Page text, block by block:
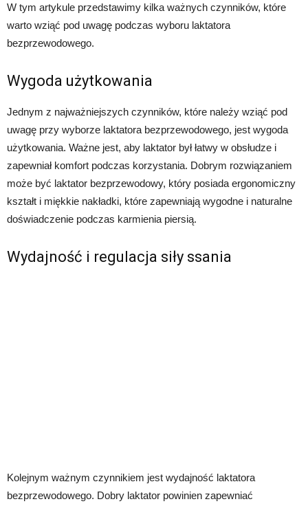
W tym artykule przedstawimy kilka ważnych czynników, które
warto wziąć pod uwagę podczas wyboru laktatora
bezprzewodowego.
Wygoda użytkowania
Jednym z najważniejszych czynników, które należy wziąć pod
uwagę przy wyborze laktatora bezprzewodowego, jest wygoda
użytkowania. Ważne jest, aby laktator był łatwy w obsłudze i
zapewniał komfort podczas korzystania. Dobrym rozwiązaniem
może być laktator bezprzewodowy, który posiada ergonomiczny
kształt i miękkie nakładki, które zapewniają wygodne i naturalne
doświadczenie podczas karmienia piersią.
Wydajność i regulacja siły ssania
Kolejnym ważnym czynnikiem jest wydajność laktatora
bezprzewodowego. Dobry laktator powinien zapewniać